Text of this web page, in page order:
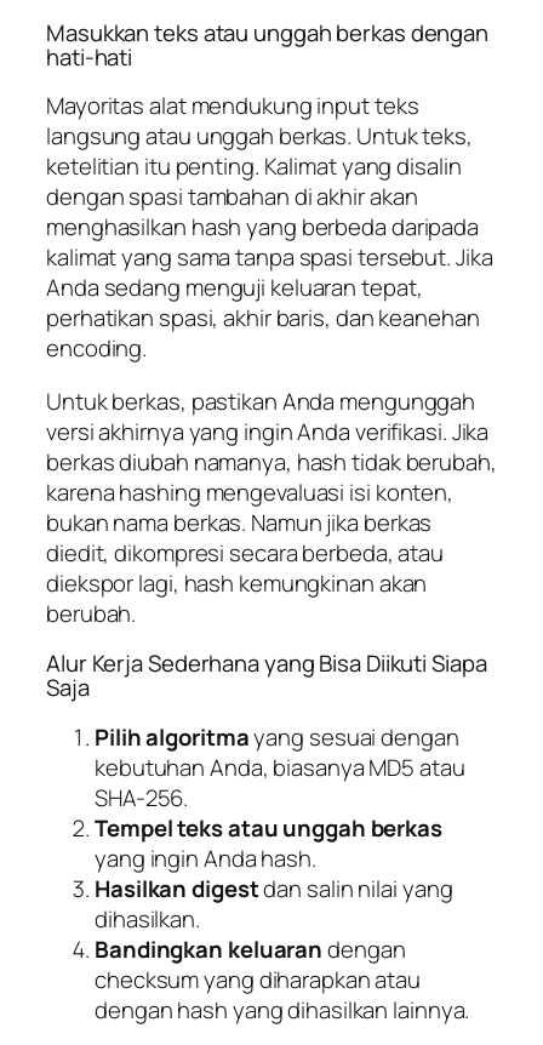
Masukkan teks atau unggah berkas dengan
hati-hati
Mayoritas alat mendukung input teks
langsung atau unggah berkas. Untuk teks,
ketelitian itu penting. Kalimat yang disalin
dengan spasi tambahan di akhir akan
menghasilkan hash yang berbeda daripada
kalimat yang sama tanpa spasi tersebut. Jika
Anda sedang menguji keluaran tepat,
perhatikan spasi, akhir baris, dan keanehan
encoding.
Untuk berkas, pastikan Anda mengunggah
versi akhirnya yang ingin Anda verifikasi. Jika
berkas diubah namanya, hash tidak berubah,
karena hashing mengevaluasi isi konten,
bukan nama berkas. Namun jika berkas
diedit, dikompresi secara berbeda, atau
diekspor lagi, hash kemungkinan akan
berubah.
Alur Kerja Sederhana yang Bisa Diikuti Siapa
Saja
Pilih algoritmayang sesuai dengan
kebutuhan Anda, biasanya MD5 atau
SHA-256.
Tempel teks atau unggah berkas
yang ingin Anda hash.
Hasilkan digestdan salin nilai yang
dihasilkan.
Bandingkan keluarandengan
checksum yang diharapkan atau
dengan hash yang dihasilkan lainnya.